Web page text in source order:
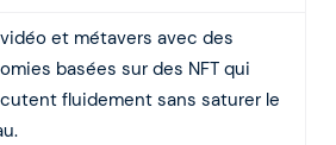
et métavers avec des
basées sur des NFT qui
fluidement sans saturer le